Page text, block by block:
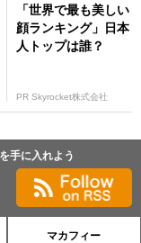
「世界で最も美しい
顔ランキング」日本
人トップは誰？
PR Skyrocket株式会社
手に入れよう
マカフィー